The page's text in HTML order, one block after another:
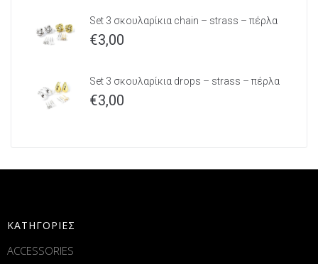
Set 3 σκουλαρίκια chain – strass – πέρλα
€3,00
Set 3 σκουλαρίκια drops – strass – πέρλα
€3,00
ΚΑΤΗΓΟΡΙΕΣ
ACCESSORIES